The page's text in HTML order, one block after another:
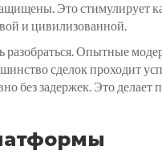
Это стимулирует
и цивилизованной.
Опытные
сделок проходит
без задержек. Это делает